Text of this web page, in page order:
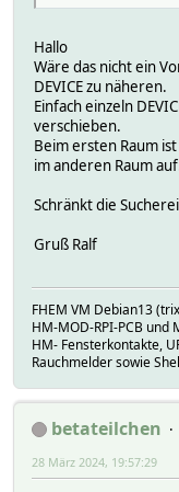
Hallo
Wäre das nicht ein
DEVICE zu näheren.
Einfach einzeln
verschieben.
Beim ersten Raum
im anderen Raum
Schränkt die
Gruß Ralf
FHEM VM Debian13
HM-MOD-RPI-PCB und
HM- Fensterkontakte,
Rauchmelder sowie
betateilchen
28 März 2024, 19:57:29